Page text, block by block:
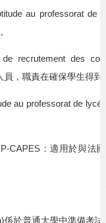
au professorat de
recrutement des
員，職責在確保學生得
au professorat de
CAPES：適用於與法
係於普通大學中準備考